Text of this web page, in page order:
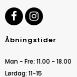
Åbningstider
Man - Fre: 11.00 - 18.00
Lørdag: 11-15